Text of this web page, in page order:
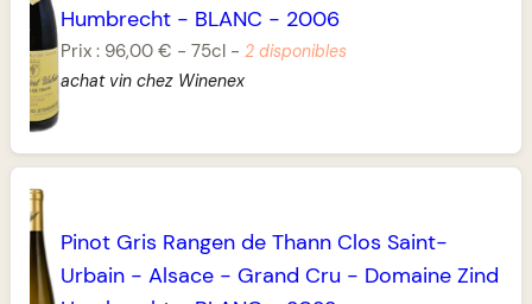
Humbrecht- BLANC - 2006
Prix : 96,00 € - 75cl- 2 disponibles
achat vin chez Winenex
Pinot Gris Rangen de Thann Clos Saint-
Urbain- Alsace- Grand Cru - Domaine Zind